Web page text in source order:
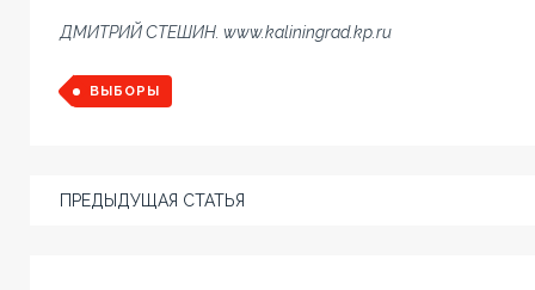
ДМИТРИЙ СТЕШИН. www.kaliningrad.kp.ru
ВЫБОРЫ
ПРЕДЫДУЩАЯ СТАТЬЯ